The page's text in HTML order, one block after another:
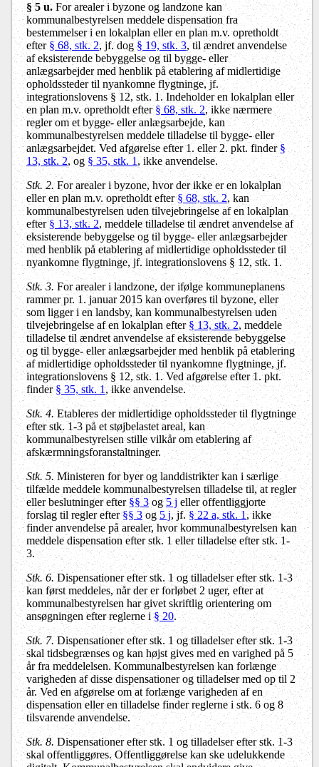
§ 5 u. For arealer i byzone og landzone kan
kommunalbestyrelsen meddele dispensation fra
bestemmelser i en lokalplan eller en plan m.v. opretholdt
efter§ 68, stk. 2, jf. dog§ 19, stk. 3, til ændret anvendelse
af eksisterende bebyggelse og til bygge- eller
anlægsarbejder med henblik på etablering af midlertidige
opholdssteder til nyankomne flygtninge, jf.
integrationslovens § 12, stk. 1. Indeholder en lokalplan eller
en plan m.v. opretholdt efter§ 68, stk. 2, ikke nærmere
regler om et bygge- eller anlægsarbejde, kan
kommunalbestyrelsen meddele tilladelse til bygge- eller
anlægsarbejdet. Ved afgørelse efter 1. eller 2. pkt. finder§
13, stk. 2, og § 35, stk. 1, ikke anvendelse.
Stk. 2.For arealer i byzone, hvor der ikke er en lokalplan
eller en plan m.v. opretholdt efter§ 68, stk. 2, kan
kommunalbestyrelsen uden tilvejebringelse af en lokalplan
efter§ 13, stk. 2, meddele tilladelse til ændret anvendelse af
eksisterende bebyggelse og til bygge- eller anlægsarbejder
med henblik på etablering af midlertidige opholdssteder til
nyankomne flygtninge, jf. integrationslovens § 12, stk. 1.
Stk. 3. For arealer i landzone, der ifølge kommuneplanens
rammer pr. 1. januar 2015 kan overføres til byzone, eller
som ligger i en landsby, kan kommunalbestyrelsen uden
tilvejebringelse af en lokalplan efter § 13, stk. 2, meddele
tilladelse til ændret anvendelse af eksisterende bebyggelse
og til bygge- eller anlægsarbejder med henblik på etablering
af midlertidige opholdssteder til nyankomne flygtninge, jf.
integrationslovens § 12, stk. 1. Ved afgørelse efter 1. pkt.
finder § 35, stk. 1, ikke anvendelse.
Stk. 4. Etableres der midlertidige opholdssteder til flygtninge
efter stk. 1-3 på et støjbelastet areal, kan
kommunalbestyrelsen stille vilkår om etablering af
afskærmningsforanstaltninger.
Stk. 5. Ministeren for byer og landdistrikter kan i særlige
tilfælde meddele kommunalbestyrelsen tilladelse til, at regler
eller beslutninger efter §§ 3og5 j eller offentliggjorte
forslag til regler efter§§ 3og 5 j, jf. § 22 a, stk. 1, ikke
finder anvendelse på arealer, hvor kommunalbestyrelsen kan
meddele dispensation efter stk. 1 eller tilladelse efter stk. 1-
3.
Stk. 6. Dispensationer efter stk. 1 og tilladelser efter stk. 1-3
kan først meddeles, når der er forløbet 2 uger, efter at
kommunalbestyrelsen har givet skriftlig orientering om
ansøgningen efter reglerne i§ 20.
Stk. 7.Dispensationer efter stk. 1 og tilladelser efter stk. 1-3
skal tidsbegrænses og kan højst gives med en varighed på 5
år fra meddelelsen. Kommunalbestyrelsen kan forlænge
varigheden af disse dispensationer og tilladelser med op til 2
år. Ved en afgørelse om at forlænge varigheden af en
dispensation eller en tilladelse finder reglerne i stk. 6 og 8
tilsvarende anvendelse.
Stk. 8. Dispensationer efter stk. 1 og tilladelser efter stk. 1-3
skal offentliggøres. Offentliggørelse kan ske udelukkende